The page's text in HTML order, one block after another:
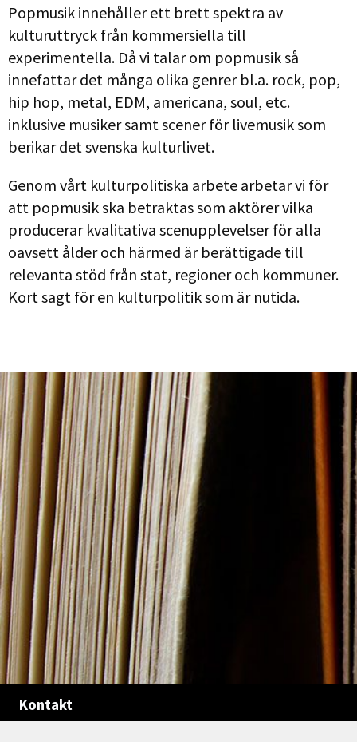
Popmusik innehåller ett brett spektra av
kulturuttryck från kommersiella till
experimentella. Då vi talar om popmusik så
innefattar det många olika genrer bl.a. rock, pop,
hip hop, metal, EDM, americana, soul, etc.
inklusive musiker samt scener för livemusik som
berikar det svenska kulturlivet.
Genom vårt kulturpolitiska arbete arbetar vi för
att popmusik ska betraktas som aktörer vilka
producerar kvalitativa scenupplevelser för alla
oavsett ålder och härmed är berättigade till
relevanta stöd från stat, regioner och kommuner.
Kort sagt för en kulturpolitik som är nutida.
Kontakt